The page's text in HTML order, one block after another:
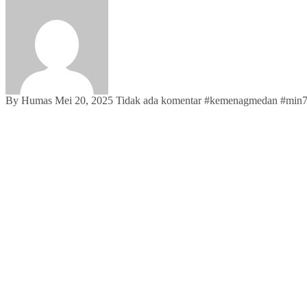
By Humas Mei 20, 2025 Tidak ada komentar#kemenagmedan #